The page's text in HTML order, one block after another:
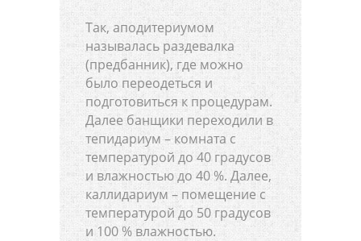
Так, аподитериумом
называлась раздевалка
(предбанник), где можно
было переодеться и
подготовиться к процедурам.
Далее банщики переходили в
тепидариум – комната с
температурой до 40 градусов
и влажностью до 40 %. Далее,
каллидариум – помещение с
температурой до 50 градусов
и 100 % влажностью.